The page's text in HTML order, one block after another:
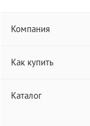
Компания
Как купить
Каталог